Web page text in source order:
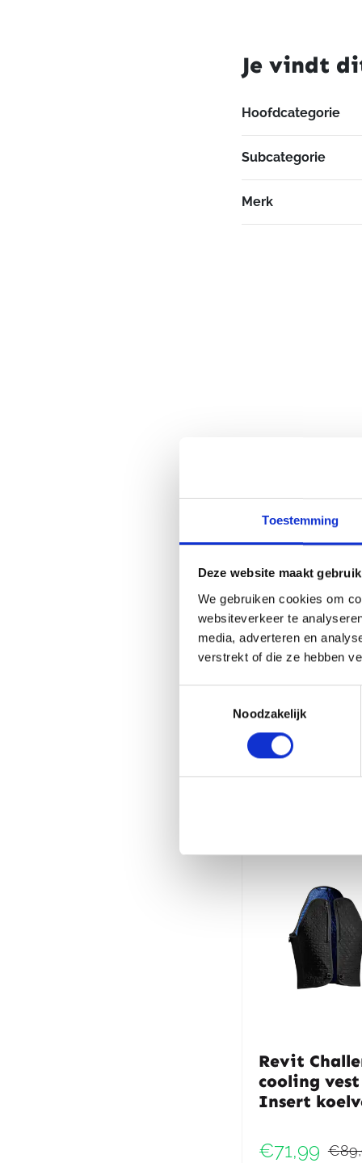
Toestemming
Deze website maakt
We gebruiken cookies om
websiteverkeer te
media, adverteren en
verstrekt of die ze hebben
Noodzakelijk
Je vindt
Hoofdcategorie
Subcategorie
Merk
Revit
cooling vest
Insert
€
€71,99